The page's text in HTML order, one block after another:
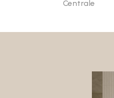
Centrale